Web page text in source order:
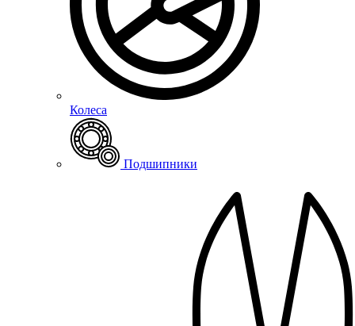
Колеса
Подшипники